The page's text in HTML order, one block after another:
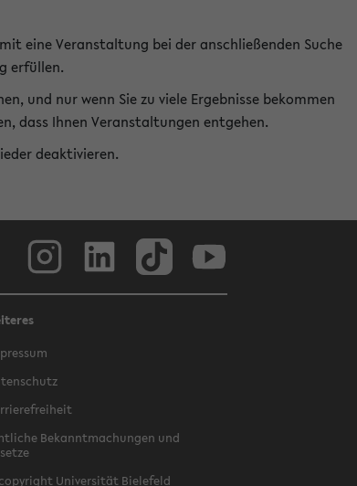
eine Veranstaltung bei der anschließenden Suche
erfüllen.
und nur wenn Sie zu viele Ergebnisse bekommen
dass Ihnen Veranstaltungen entgehen.
deaktivieren.
Bekanntmachungen und
Universität Bielefeld